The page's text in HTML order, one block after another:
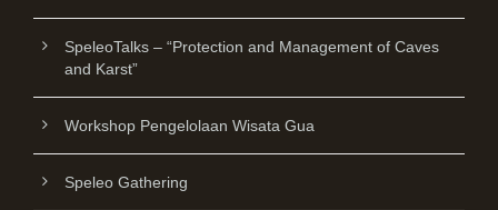
SpeleoTalks – “Protection and Management of Caves
and Karst”
Workshop Pengelolaan Wisata Gua
Speleo Gathering